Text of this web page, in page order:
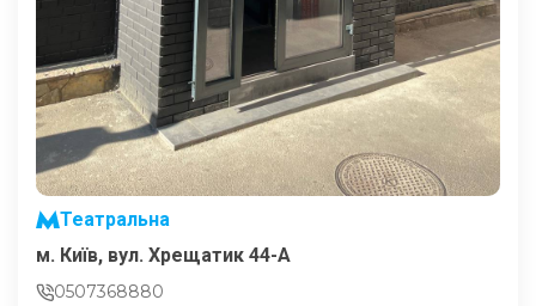
Театральна
м. Київ, вул. Хрещатик 44-A
0507368880